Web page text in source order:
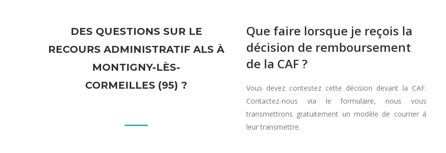
DES QUESTIONS SUR LE
RECOURS ADMINISTRATIF ALS À
MONTIGNY-LÈS-
CORMEILLES (95) ?
Que faire lorsque je reçois la
décision de remboursement
de la CAF ?
Vous devez contestez cette décision devant la CAF.
Contactez-nous via le formulaire, nous vous
transmettrons gratuitement un modèle de courrier à
leur transmettre.